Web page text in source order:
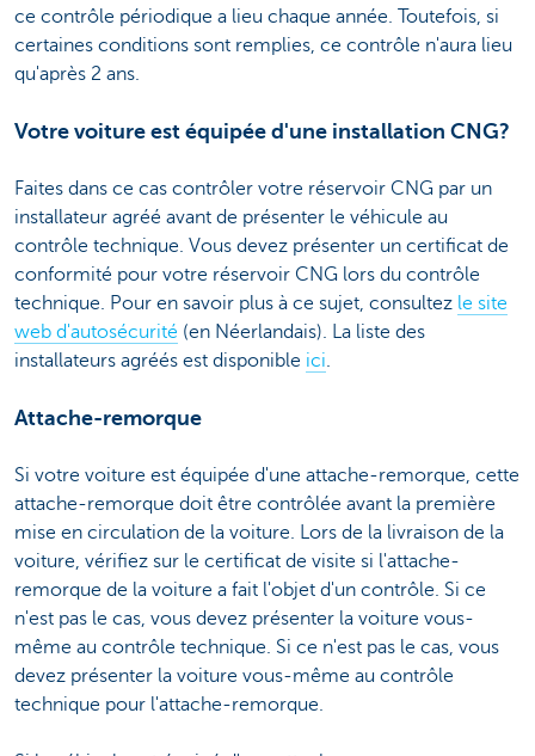
ce contrôle périodique a lieu chaque année. Toutefois, si
certaines conditions sont remplies, ce contrôle n'aura lieu
qu'après 2 ans.
Votre voiture est équipée d'une installation CNG?
Faites dans ce cas contrôler votre réservoir CNG par un
installateur agréé avant de présenter le véhicule au
contrôle technique. Vous devez présenter un certificat de
conformité pour votre réservoir CNG lors du contrôle
technique. Pour en savoir plus à ce sujet, consultez le site
web d'autosécurité (en Néerlandais). La liste des
installateurs agréés est disponible ici.
Attache-remorque
Si votre voiture est équipée d'une attache-remorque, cette
attache-remorque doit être contrôlée avant la première
mise en circulation de la voiture. Lors de la livraison de la
voiture, vérifiez sur le certificat de visite si l'attache-
remorque de la voiture a fait l'objet d'un contrôle. Si ce
n'est pas le cas, vous devez présenter la voiture vous-
même au contrôle technique. Si ce n'est pas le cas, vous
devez présenter la voiture vous-même au contrôle
technique pour l'attache-remorque.